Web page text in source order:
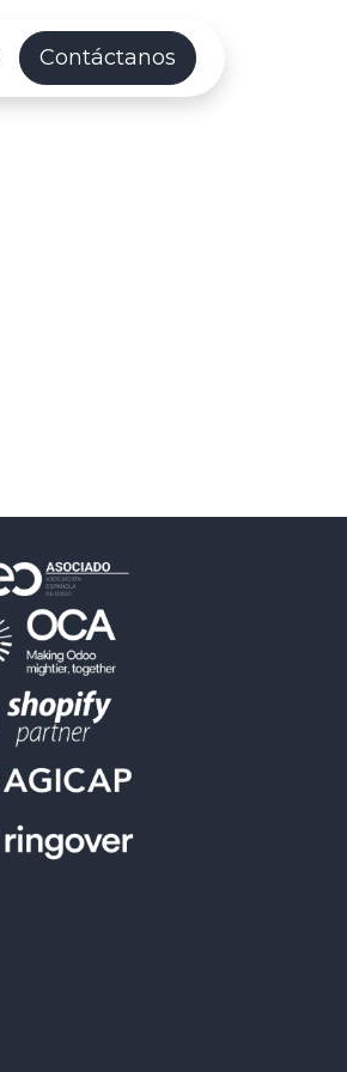
Contáctanos